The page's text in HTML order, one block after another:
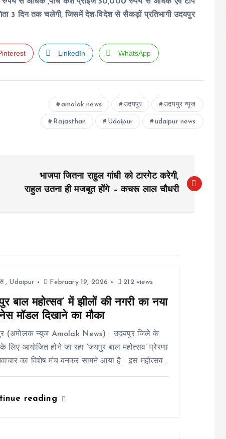
3 दिन तक चलेगी, जिसमें देश-विदेश से सैकड़ों प्रतिभागी उदयपुर
LinkedIn WhatsApp
amolak news उदयपुर उदयपुर न्यूज
Rajasthan Udaipur udaipur news
भाजपा जितना राहुल गांधी को टारगेट करेगी,
राहुल उतना ही मजबूत होंगे – कचरू लाल चौधरी
, Udaipur February 19, 2026 212 views
बाल महोत्सव’ में झीलों की नगरी का नया
मॉडल दिखाने का मौका
(अमोलक न्यूज Amolak News)। उदयपुर जिले के
लिए आयोजित होने जा रहा ‘जयपुर बाल महोत्सव’ प्रेरणा
का विशेष मंच बनकर सामने आया है। इस महोत्सव…
reading